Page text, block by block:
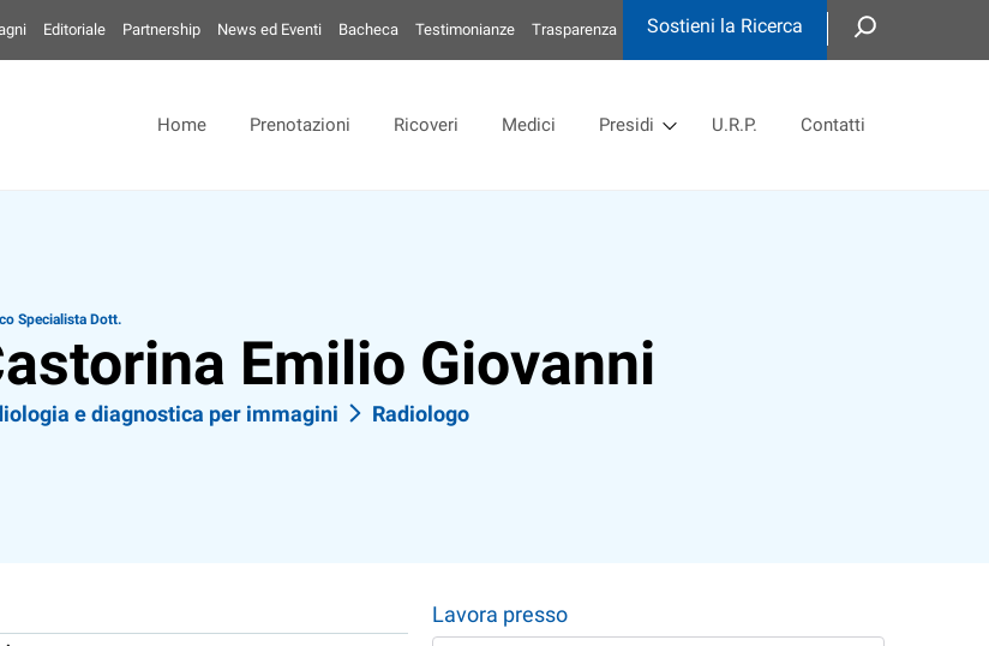
Editoriale Partnership News ed Eventi Bacheca Testimonianze Trasparenza Sostieni la Ricerca
Home Prenotazioni Ricoveri Medici Presidi U.R.P. Contatti
Specialista Dott.
Emilio Giovanni
e diagnostica per immagini Radiologo
Lavora presso